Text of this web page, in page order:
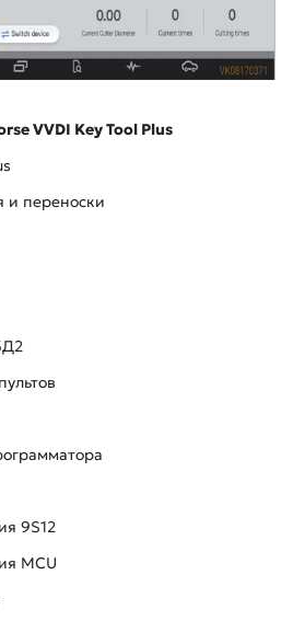
VVDI Key Tool Plus
и переноски
9S12
MCU